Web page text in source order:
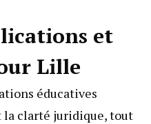
et
Lille
éducatives
clarté juridique, tout